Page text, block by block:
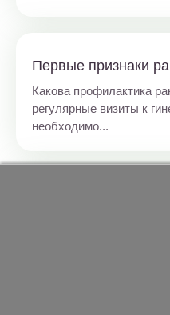
Первые признаки
Какова профилактика
регулярные визиты к
необходимо...